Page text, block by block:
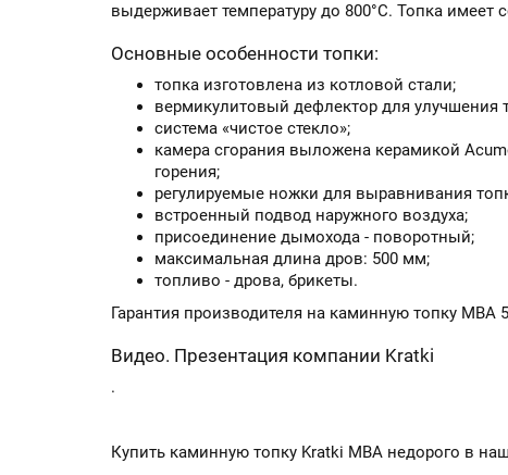
выдерживает температуру до 800°С. Топка
Основные особенности топки:
топка изготовлена из котловой стали;
вермикулитовый дефлектор для улучшения
система «чистое стекло»;
камера сгорания выложена керамикой
горения;
регулируемые ножки для выравнивания
встроенный подвод наружного воздуха;
присоединение дымохода - поворотный;
максимальная длина дров: 500 мм;
топливо - дрова, брикеты.
Гарантия производителя на каминную топку MBA
Видео. Презентация компании Kratki
.
Купить каминную топку Kratki MBA недорого в